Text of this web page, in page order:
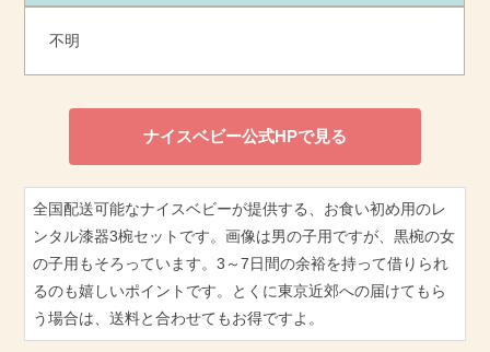
不明
ナイスベビー公式HPで見る
全国配送可能なナイスベビーが提供する、お食い初め用のレ
ンタル漆器3椀セットです。画像は男の子用ですが、黒椀の女
の子用もそろっています。3～7日間の余裕を持って借りられ
るのも嬉しいポイントです。とくに東京近郊への届けてもら
う場合は、送料と合わせてもお得ですよ。